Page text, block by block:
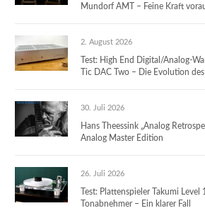
Mundorf AMT – Feine Kraft
2. August 2026
Test: High End Digital/Analog-
Tic DAC Two – Die Evolution
30. Juli 2026
Hans Theessink „Analog
Analog Master Edition
26. Juli 2026
Test: Plattenspieler Takumi
Tonabnehmer – Ein klarer Fall